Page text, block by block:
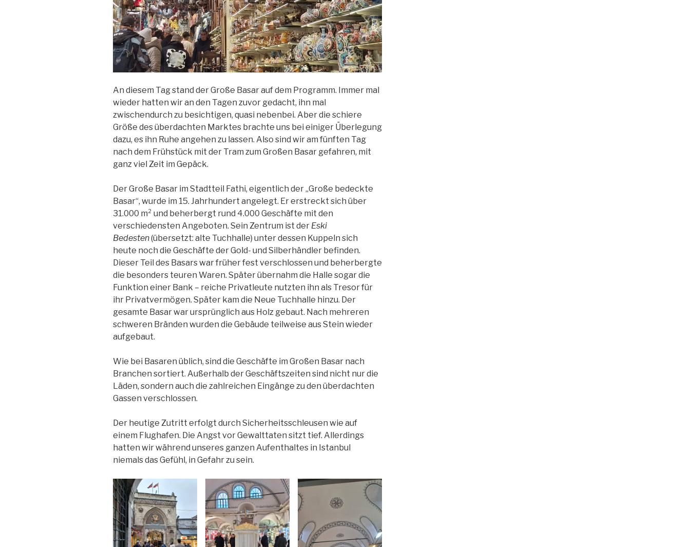
An diesem Tag stand der Große Basar auf dem Programm. Immer mal
wieder hatten wir an den Tagen zuvor gedacht, ihn mal
zwischendurch zu besichtigen, quasi nebenbei. Aber die schiere
Größe des überdachten Marktes brachte uns bei einiger Überlegung
dazu, es ihn Ruhe angehen zu lassen. Also sind wir am fünften Tag
nach dem Frühstück mit der Tram zum Großen Basar gefahren, mit
ganz viel Zeit im Gepäck.
Der Große Basar im Stadtteil Fathi, eigentlich der „Große bedeckte
Basar“, wurde im 15. Jahrhundert angelegt. Er erstreckt sich über
31.000 m² und beherbergt rund 4.000 Geschäfte mit den
verschiedensten Angeboten. Sein Zentrum ist der Eski
Bedesten(übersetzt: alte Tuchhalle) unter dessen Kuppeln sich
heute noch die Geschäfte der Gold- und Silberhändler befinden.
Dieser Teil des Basars war früher fest verschlossen und beherbergte
die besonders teuren Waren. Später übernahm die Halle sogar die
Funktion einer Bank – reiche Privatleute nutzten ihn als Tresor für
ihr Privatvermögen. Später kam die Neue Tuchhalle hinzu. Der
gesamte Basar war ursprünglich aus Holz gebaut. Nach mehreren
schweren Bränden wurden die Gebäude teilweise aus Stein wieder
aufgebaut.
Wie bei Basaren üblich, sind die Geschäfte im Großen Basar nach
Branchen sortiert. Außerhalb der Geschäftszeiten sind nicht nur die
Läden, sondern auch die zahlreichen Eingänge zu den überdachten
Gassen verschlossen.
Der heutige Zutritt erfolgt durch Sicherheitsschleusen wie auf
einem Flughafen. Die Angst vor Gewalttaten sitzt tief. Allerdings
hatten wir während unseres ganzen Aufenthaltes in Istanbul
niemals das Gefühl, in Gefahr zu sein.